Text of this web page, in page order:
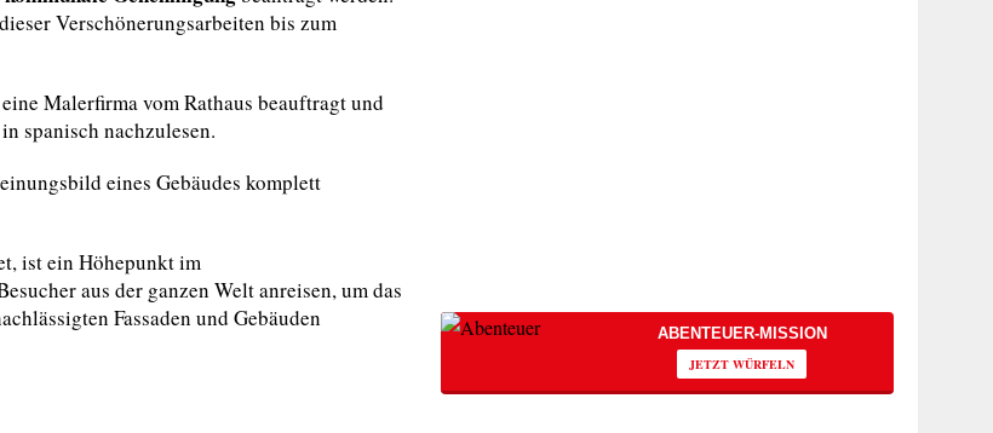
Verschönerungsarbeiten bis zum
Malerfirma vom Rathaus beauftragt und
spanisch nachzulesen.
eines Gebäudes komplett
ist ein Höhepunkt im
aus der ganzen Welt anreisen, um das
Fassaden und Gebäuden
ABENTEUER-MISSION
JETZT WÜRFELN